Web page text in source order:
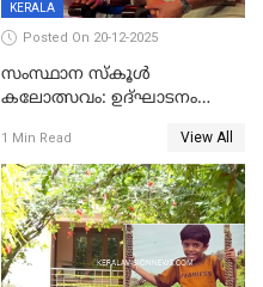
KERALA
Posted On 20-12-2025
സംസ്ഥാന സ്കൂൾ
കലോത്സവം: ഉദ്ഘാടനം
മുഖ്യാതിഥിയായി
മോഹൻലാൽ
1 Min Read View All